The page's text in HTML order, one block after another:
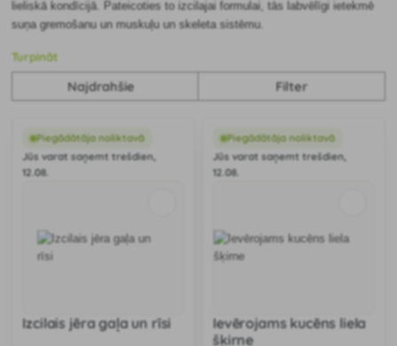
lieliskā kondīcijā. Pateicoties to izcilajai formulai, tās labvēlīgi ietekmē
suņa gremošanu un muskuļu un skeleta sistēmu.
Turpināt
Najdrahšie Filter
Piegādātāja noliktavā
Jūs varat saņemt trešdien,
12.08.
Izcilais jēra gaļa un rīsi
Piegādātāja noliktavā
Jūs varat saņemt trešdien,
12.08.
Ievērojams kucēns liela
šķirne